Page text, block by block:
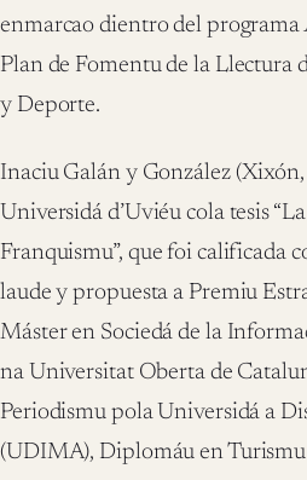
enmarcao dientro del programa
Plan de Fomentu de la Llectura
y Deporte.
Inaciu Galán y González(Xixón,
Universidá d’Uviéu cola tesis
Franquismu”, que foi calificada
laude y propuesta a Premiu
Máster en Sociedá de la
na Universitat Oberta de
Periodismu pola Universidá a
(UDIMA), Diplomáu en